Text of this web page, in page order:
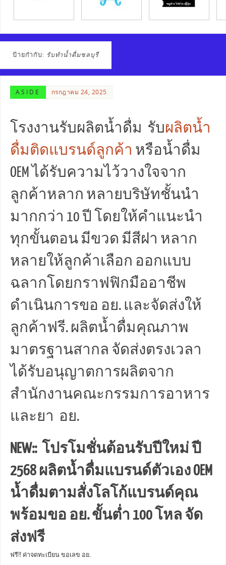
ป้ายกำกับ: รับทำน้ำดื่มชลบุรี
ASIDE กรกฎาคม 24, 2025
โรงงานรับผลิตน้ำดื่ม รับผลิตน้ำ
ดื่มติดแบรนด์ลูกค้า หรือน้ำดื่ม
OEM ได้รับความไว้วางใจจาก
ลูกค้าหลาก หลายบริษัทชั้นนำ
มากกว่า 10 ปี โดยให้คำแนะนำ
ทุกขั้นตอน มีขวด มีสีฝา หลาก
หลายให้ลูกค้าเลือก ออกแบบ
ฉลากโดยกราฟฟิกมืออาชีพ
ดำเนินการขอ อย. และจัดส่งให้
ลูกค้าฟรี. ผลิตน้ำดื่มคุณภาพ
มาตรฐานสากล จัดส่งตรงเวลา
ได้รับอนุญาตการผลิตจาก
สำนักงานคณะกรรมการอาหาร
และยา อย.
NEW:: โปรโมชั่นต้อนรับปีใหม่ ปี
2568 ผลิตน้ำดื่มแบรนด์ตัวเอง OEM
น้ำดื่มตามสั่งโลโก้แบรนด์คุณ
พร้อมขอ อย. ขั้นต่ำ 100 โหล จัด
ส่งฟรี
ฟรี!! ค่าจดทะเบียน ขอเลข อย.